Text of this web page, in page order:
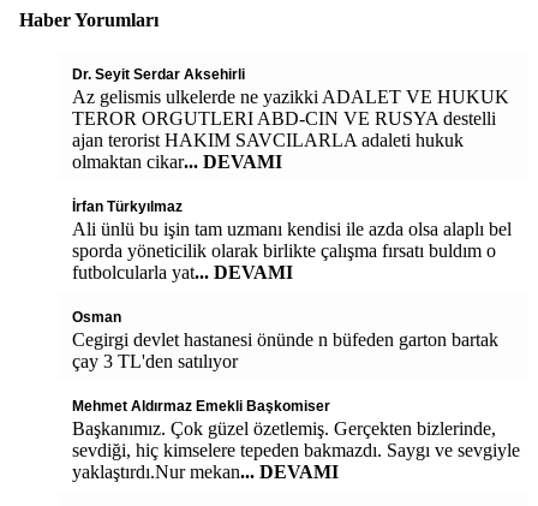
Haber Yorumları
Dr. Seyit Serdar Aksehirli
Az gelismis ulkelerde ne yazikki ADALET VE HUKUK
TEROR ORGUTLERI ABD-CIN VE RUSYA destelli
ajan terorist HAKIM SAVCILARLA adaleti hukuk
olmaktan cikar... DEVAMI
İrfan Türkyılmaz
Ali ünlü bu işin tam uzmanı kendisi ile azda olsa alaplı bel
sporda yöneticilik olarak birlikte çalışma fırsatı buldım o
futbolcularla yat... DEVAMI
Osman
Cegirgi devlet hastanesi önünde n büfeden garton bartak
çay 3 TL'den satılıyor
Mehmet Aldırmaz Emekli Başkomiser
Başkanımız. Çok güzel özetlemiş. Gerçekten bizlerinde,
sevdiği, hiç kimselere tepeden bakmazdı. Saygı ve sevgiyle
yaklaştırdı.Nur mekan... DEVAMI